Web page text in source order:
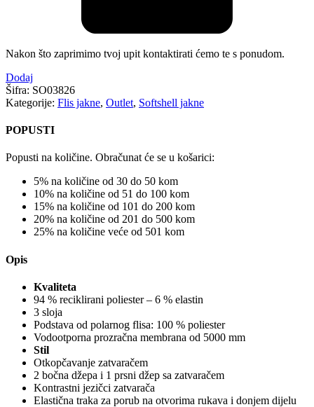
Nakon što zaprimimo tvoj upit kontaktirati ćemo te s ponudom.
Dodaj
Šifra: SO03826
Kategorije: Flis jakne, Outlet, Softshell jakne
POPUSTI
Popusti na količine. Obračunat će se u košarici:
5% na količine od 30 do 50 kom
10% na količine od 51 do 100 kom
15% na količine od 101 do 200 kom
20% na količine od 201 do 500 kom
25% na količine veće od 501 kom
Opis
Kvaliteta
94 % reciklirani poliester – 6 % elastin
3 sloja
Podstava od polarnog flisa: 100 % poliester
Vodootporna prozračna membrana od 5000 mm
Stil
Otkopčavanje zatvaračem
2 bočna džepa i 1 prsni džep sa zatvaračem
Kontrastni jezičci zatvarača
Elastična traka za porub na otvorima rukava i donjem dijelu